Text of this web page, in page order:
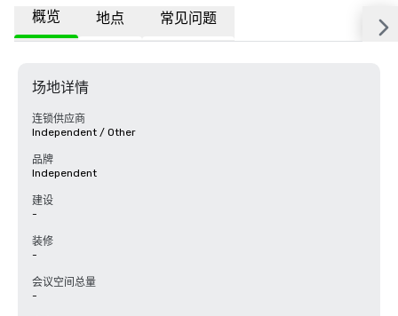
概览 地点 常见问题
场地详情
连锁供应商
Independent / Other
品牌
Independent
建设
-
装修
-
会议空间总量
-